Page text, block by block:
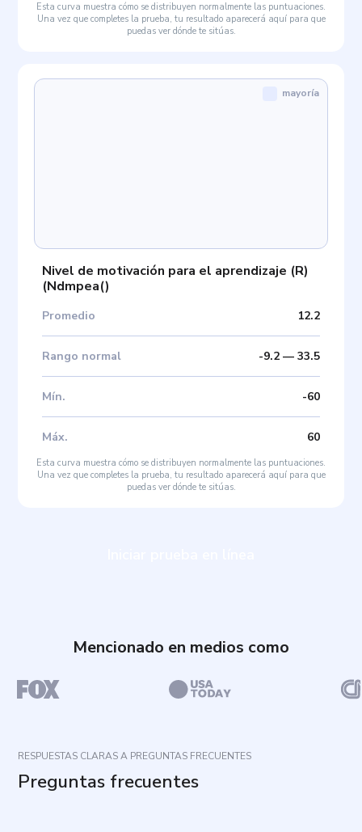
Esta curva muestra cómo se distribuyen normalmente las puntuaciones.
Una vez que completes la prueba, tu resultado aparecerá aquí para que
puedas ver dónde te sitúas.
Nivel de motivación para el aprendizaje (R)
(Ndmpea()
Promedio 12.2
Rango normal -9.2— 33.5
Mín. -60
Máx. 60
mayoría
Esta curva muestra cómo se distribuyen normalmente las puntuaciones.
Una vez que completes la prueba, tu resultado aparecerá aquí para que
puedas ver dónde te sitúas.
Mencionado en medios como
RESPUESTAS CLARAS A PREGUNTAS FRECUENTES
Preguntas frecuentes